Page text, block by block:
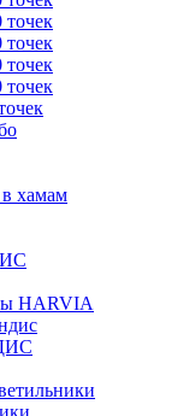
точек
точек
точек
точек
хамам
HARVIA